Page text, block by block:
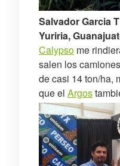
Salvador Garcia
Yuriria,
Calypso me
salen los
de casi 14 ton/ha,
que el Argos